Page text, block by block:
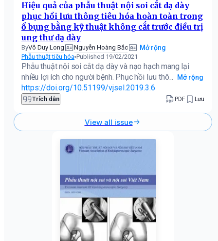
Hiệu quả của phẫu thuật nội soi cắt dạ dày
phục hồi lưu thông tiêu hóa hoàn toàn trong
ổ bụng bằng kỹ thuật không cắt trước điều trị
ung thư dạ dày
ByVõ Duy Long Nguyễn Hoàng Bắc Mở rộng
Phẫu thuật tiêu hóa Published 19/02/2021
Phẫu thuật nội soi cắt dạ dày và nạo hạch mang lại
nhiều lợi ích cho người bệnh. Phục hồi lưu thô...
Mở rộng
https://doi.org/10.51199/vjsel.2019.3.6
Trích dẫn PDF Lưu
View all issue